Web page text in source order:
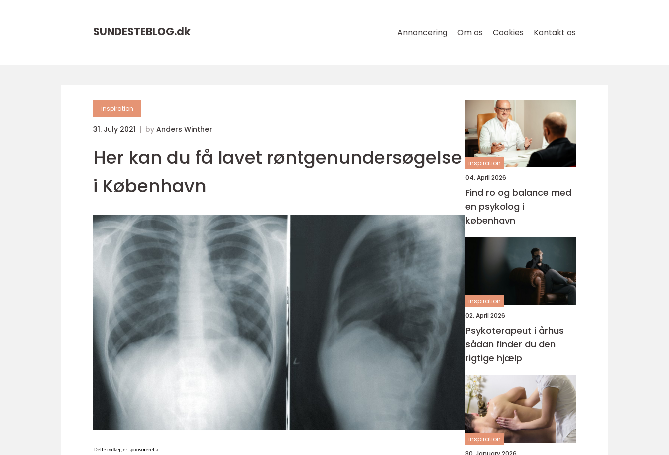
SUNDESTEBLOG.dk Annoncering Om os Cookies Kontakt os
inspiration
31. July 2021 by Anders Winther
Her kan du få lavet røntgenundersøgelse
i København
inspiration
04. April 2026
Find ro og balance med
en psykolog i
københavn
inspiration
02. April 2026
Psykoterapeut i århus
sådan finder du den
rigtige hjælp
inspiration
30. January 2026